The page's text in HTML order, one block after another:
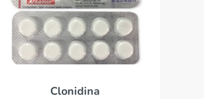
Clonidina